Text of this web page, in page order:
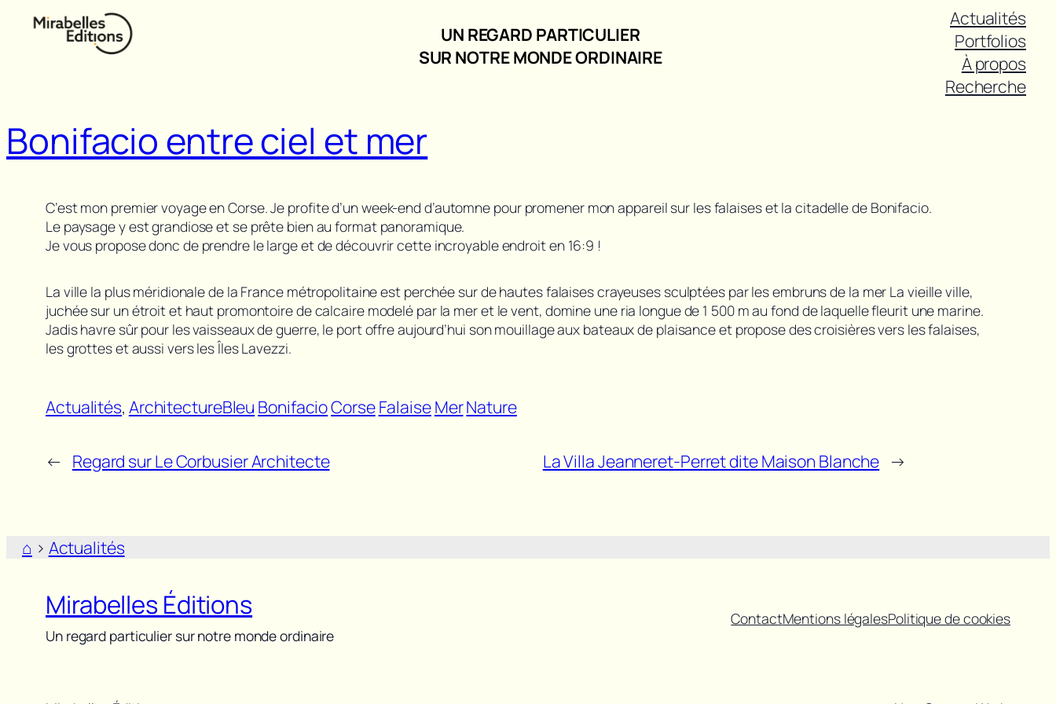
Aller
UN REGARD PARTICULIER
SUR NOTRE MONDE ORDINAIRE
Actualités
Portfolios
À propos
Recherche
Bonifacio entre ciel et mer
C’est mon premier voyage en Corse. Je profite d’un week-end d’automne pour promener mon appareil sur les falaises et la citadelle de Bonifacio.
Le paysage y est grandiose et se prête bien au format panoramique.
Je vous propose donc de prendre le large et de découvrir cette incroyable endroit en 16:9 !
La ville la plus méridionale de la France métropolitaine est perchée sur de hautes falaises crayeuses sculptées par les embruns de la mer La vieille ville,
juchée sur un étroit et haut promontoire de calcaire modelé par la mer et le vent, domine une ria longue de 1 500 m au fond de laquelle fleurit une marine.
Jadis havre sûr pour les vaisseaux de guerre, le port offre aujourd’hui son mouillage aux bateaux de plaisance et propose des croisières vers les falaises,
les grottes et aussi vers les Îles Lavezzi.
Actualités, ArchitectureBleu BonifacioCorseFalaiseMerNature
← Regard sur Le Corbusier Architecte La Villa Jeanneret-Perret dite Maison Blanche →
⌂ > Actualités
Mirabelles Éditions
Un regard particulier sur notre monde ordinaire
ContactMentions légalesPolitique de cookies